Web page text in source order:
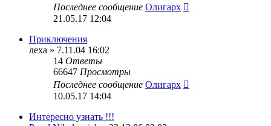
Последнее сообщение Олигарх
21.05.17 12:04
Приключения
леха » 7.11.04 16:02
14 Ответы
66647 Просмотры
Последнее сообщение Олигарх
10.05.17 14:04
Интересно узнать !!!